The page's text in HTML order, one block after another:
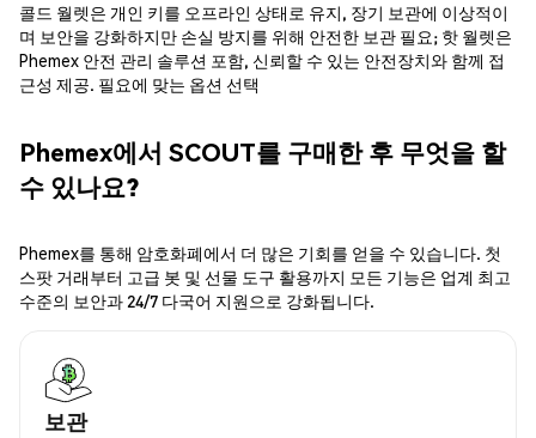
콜드 월렛은 개인 키를 오프라인 상태로 유지, 장기 보관에 이상적이
며 보안을 강화하지만 손실 방지를 위해 안전한 보관 필요; 핫 월렛은
Phemex 안전 관리 솔루션 포함, 신뢰할 수 있는 안전장치와 함께 접
근성 제공. 필요에 맞는 옵션 선택
Phemex에서 SCOUT를 구매한 후 무엇을 할
수 있나요?
Phemex를 통해 암호화폐에서 더 많은 기회를 얻을 수 있습니다. 첫
스팟 거래부터 고급 봇 및 선물 도구 활용까지 모든 기능은 업계 최고
수준의 보안과 24/7 다국어 지원으로 강화됩니다.
보관